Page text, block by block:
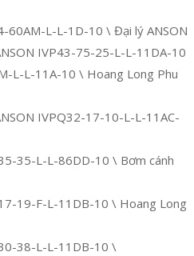
60AM-L-L-1D-10 \ Đại lý ANSON
IVP43-75-25-L-L-11DA-10
L-L-11A-10 \ Hoang Long Phu
IVPQ32-17-10-L-L-11AC-
35-L-L-86DD-10 \ Bơm cánh
19-F-L-11DB-10 \ Hoang Long
38-L-L-11DB-10 \